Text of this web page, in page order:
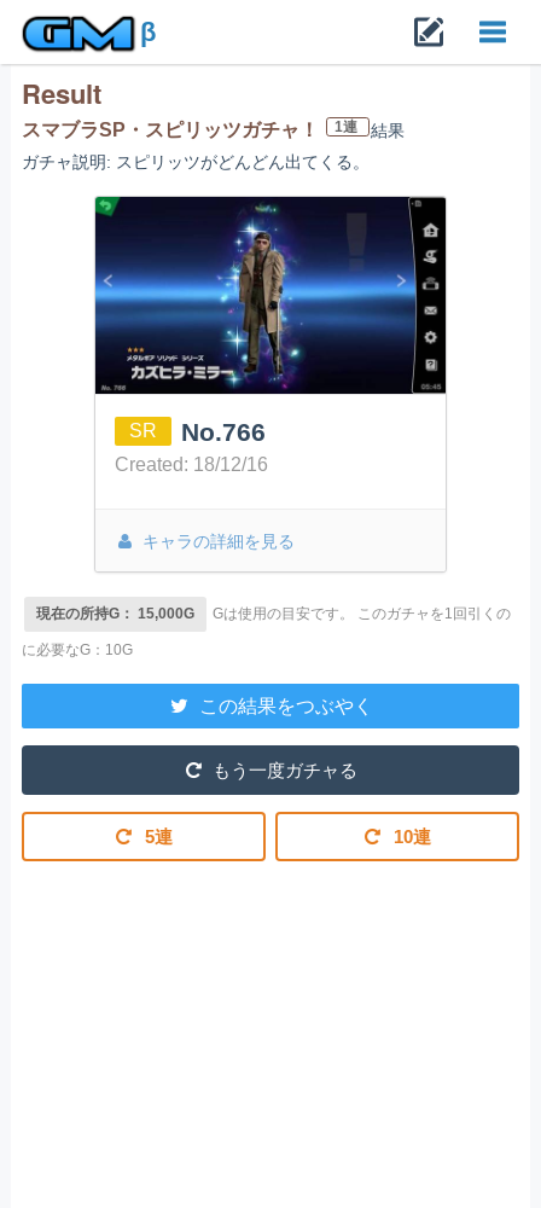
β
Result
スマブラSP・スピリッツガチャ！ 1連
結果
ガチャ説明: スピリッツがどんどん出てくる。
SR No.766
Created: 18/12/16
キャラの詳細を見る
現在の所持G： 15,000G Gは使用の目安です。 このガチャを1回引くの
に必要なG：10G
この結果をつぶやく
もう一度ガチャる
5連 10連